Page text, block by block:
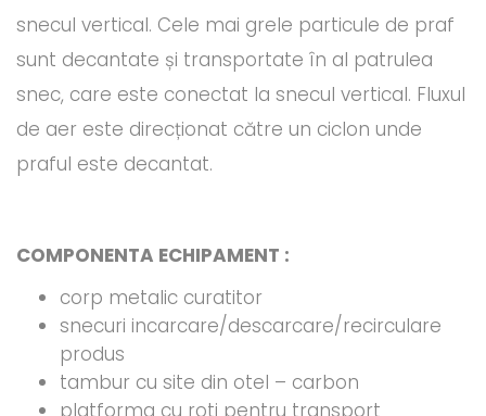
snecul vertical. Cele mai grele particule de praf
sunt decantate și transportate în al patrulea
snec, care este conectat la snecul vertical. Fluxul
de aer este direcționat către un ciclon unde
praful este decantat.
COMPONENTA ECHIPAMENT :
corp metalic curatitor
snecuri incarcare/descarcare/recirculare
produs
tambur cu site din otel – carbon
platforma cu roti pentru transport